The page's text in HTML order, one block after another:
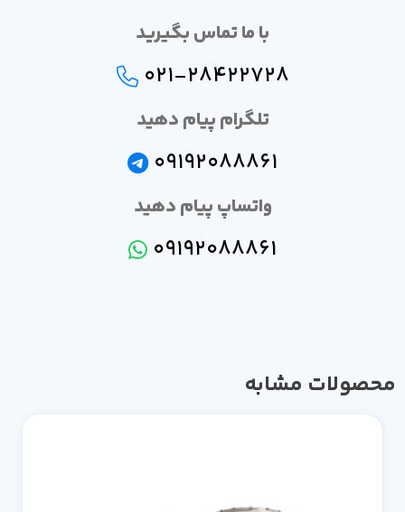
با ما تماس بگیرید
021-28422728
تلگرام پیام دهید
09192088861
واتساپ پیام دهید
09192088861
مشابه